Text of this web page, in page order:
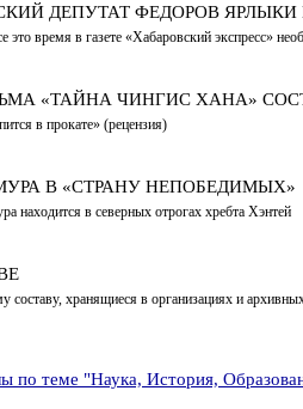
ДЕПУТАТ ФЕДОРОВ ЯРЛЫКИ
это время в газете «Хабаровский экспресс»
«ТАЙНА ЧИНГИС ХАНА»
в прокате» (рецензия)
В «СТРАНУ НЕПОБЕДИМЫХ»
находится в северных отрогах хребта Хэнтей
составу, хранящиеся в организациях и
по теме "Наука, История,